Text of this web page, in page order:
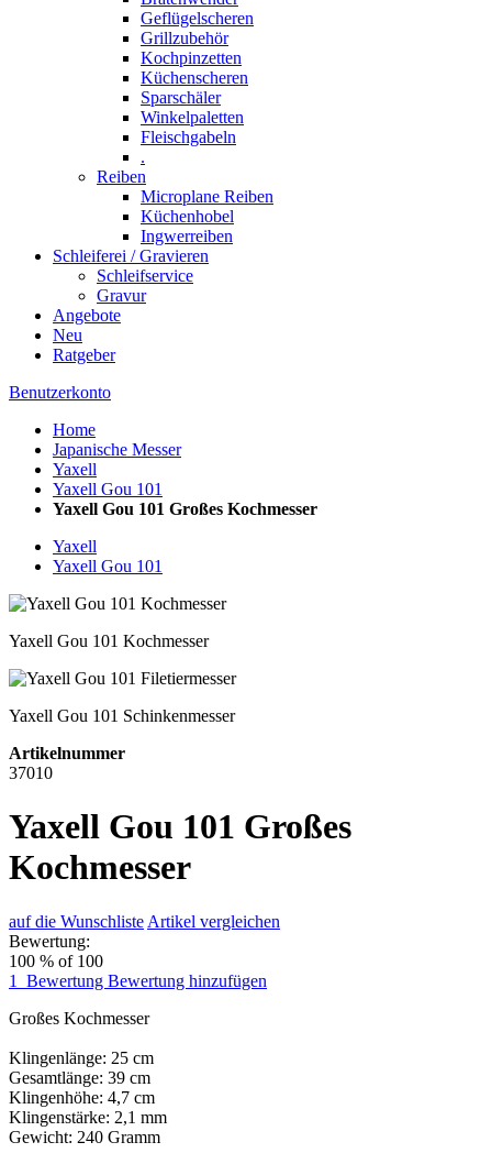
Geflügelscheren
Grillzubehör
Kochpinzetten
Küchenscheren
Sparschäler
Winkelpaletten
Fleischgabeln
.
Reiben
Microplane Reiben
Küchenhobel
Ingwerreiben
Schleiferei / Gravieren
Schleifservice
Gravur
Angebote
Neu
Ratgeber
Benutzerkonto
Home
Japanische Messer
Yaxell
Yaxell Gou 101
Yaxell Gou 101 Großes Kochmesser
Yaxell
Yaxell Gou 101
Yaxell Gou 101 Kochmesser
Yaxell Gou 101 Schinkenmesser
Artikelnummer
37010
Yaxell Gou 101 Großes
Kochmesser
auf die Wunschliste Artikel vergleichen
Bewertung:
100 % of 100
1
Bewertung Bewertung hinzufügen
Großes Kochmesser
Klingenlänge: 25 cm
Gesamtlänge: 39 cm
Klingenhöhe: 4,7 cm
Klingenstärke: 2,1 mm
Gewicht: 240 Gramm